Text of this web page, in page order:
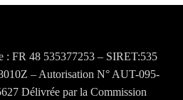
: FR 48 535377253 – SIRET:535
– Autorisation N° AUT-095-
Délivrée par la Commission